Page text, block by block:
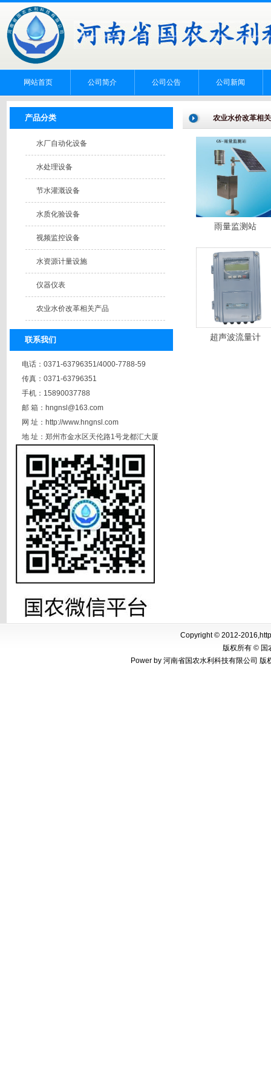
网站首页 公司简介 公司公告 公司新闻
产品分类
水厂自动化设备
水处理设备
节水灌溉设备
水质化验设备
视频监控设备
水资源计量设施
仪器仪表
农业水价改革相关产品
联系我们
电话：0371-63796351/4000-7788-59
传真：0371-63796351
手机：15890037788
邮 箱：hngnsl@163.com
网 址：http://www.hngnsl.com
地 址：郑州市金水区天伦路1号龙都汇大厦
农业水价改革相
雨量监测站
超声波流量计
Copyright © 2012-
版权所有 © 国
Power by 河南省国农水利科技有限公司